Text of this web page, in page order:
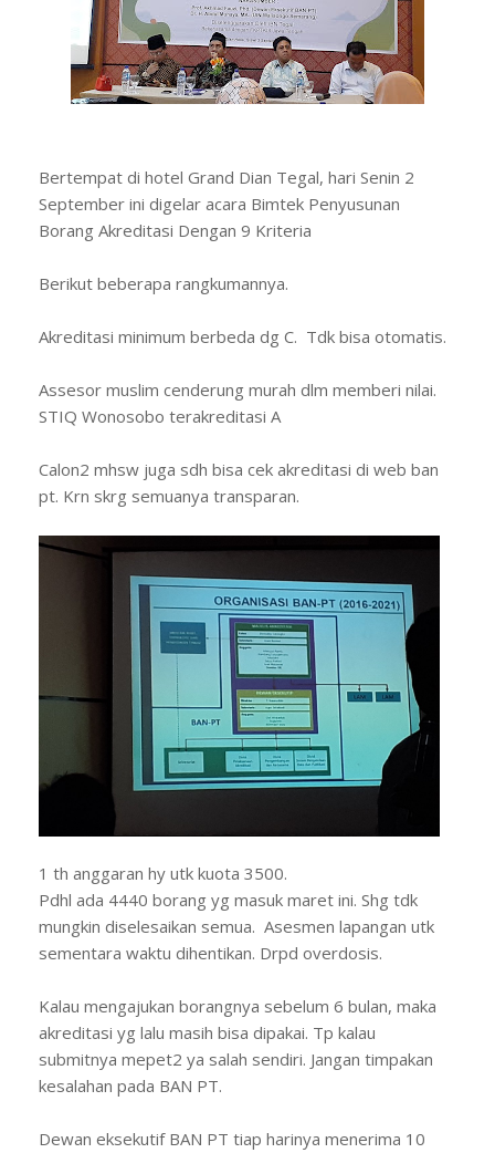
Bertempat di hotel Grand Dian Tegal, hari Senin 2
September ini digelar acara Bimtek Penyusunan
Borang Akreditasi Dengan 9 Kriteria
Berikut beberapa rangkumannya.
Akreditasi minimum berbeda dg C. Tdk bisa otomatis.
Assesor muslim cenderung murah dlm memberi nilai.
STIQ Wonosobo terakreditasi A
Calon2 mhsw juga sdh bisa cek akreditasi di web ban
pt. Krn skrg semuanya transparan.
1 th anggaran hy utk kuota 3500.
Pdhl ada 4440 borang yg masuk maret ini. Shg tdk
mungkin diselesaikan semua. Asesmen lapangan utk
sementara waktu dihentikan. Drpd overdosis.
Kalau mengajukan borangnya sebelum 6 bulan, maka
akreditasi yg lalu masih bisa dipakai. Tp kalau
submitnya mepet2 ya salah sendiri. Jangan timpakan
kesalahan pada BAN PT.
Dewan eksekutif BAN PT tiap harinya menerima 10